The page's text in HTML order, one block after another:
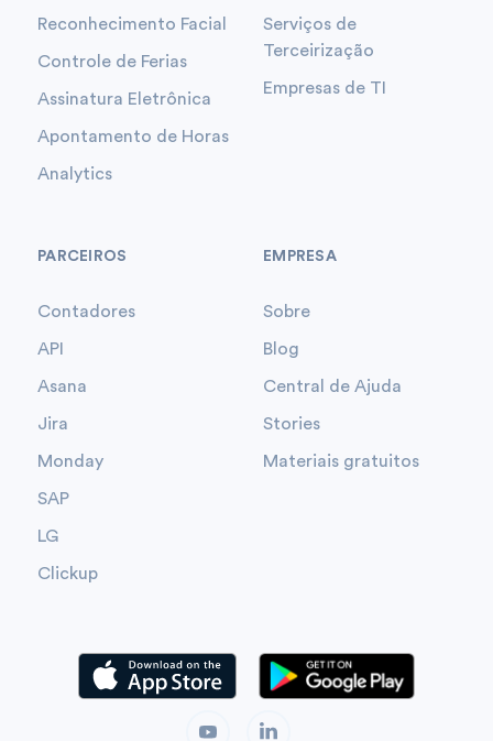
Reconhecimento Facial
Controle de Ferias
Assinatura Eletrônica
Apontamento de Horas
Analytics
Serviços de
Terceirização
Empresas de TI
PARCEIROS
Contadores
API
Asana
Jira
Monday
SAP
LG
Clickup
EMPRESA
Sobre
Blog
Central de Ajuda
Stories
Materiais gratuitos